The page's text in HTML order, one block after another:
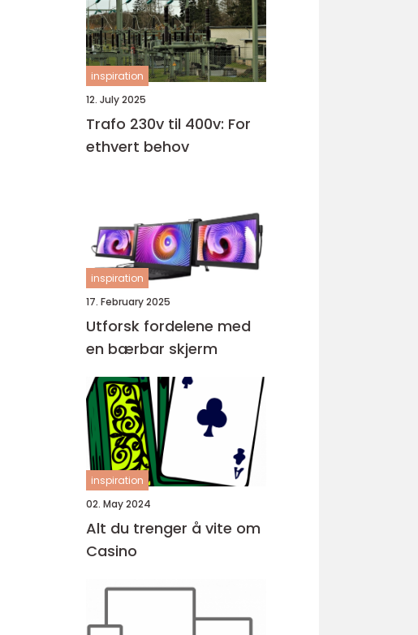
inspiration
12. July 2025
Trafo 230v til 400v: For
ethvert behov
inspiration
17. February 2025
Utforsk fordelene med
en bærbar skjerm
inspiration
02. May 2024
Alt du trenger å vite om
Casino